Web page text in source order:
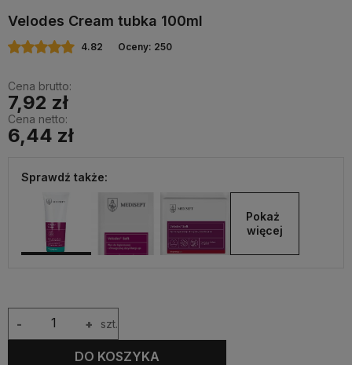
Velodes Cream tubka 100ml
4.82 Oceny: 250
Cena brutto:
7,92 zł
Cena netto:
6,44 zł
Sprawdź także:
Pokaż
więcej
+
- szt.
DO KOSZYKA